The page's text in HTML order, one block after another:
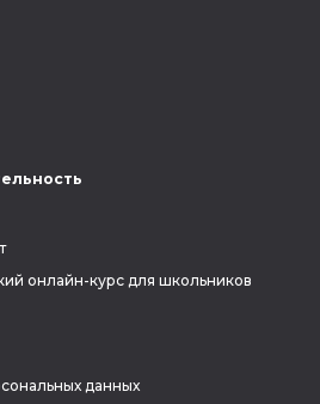
онлайн-курс для школьников
данных